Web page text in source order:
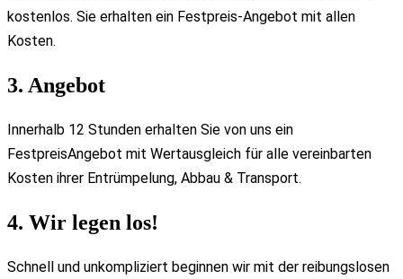
kostenlos. Sie erhalten ein Festpreis-Angebot mit allen
Kosten.
3. Angebot
Innerhalb 12 Stunden erhalten Sie von uns ein
FestpreisAngebot mit Wertausgleich für alle vereinbarten
Kosten ihrer Entrümpelung, Abbau & Transport.
4. Wir legen los!
Schnell und unkompliziert beginnen wir mit der reibungslosen